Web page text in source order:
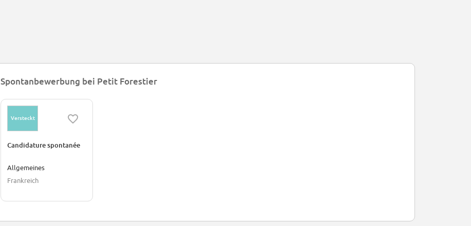
Spontanbewerbung bei Petit Forestier
Versteckt
Candidature spontanée
Allgemeines
Frankreich